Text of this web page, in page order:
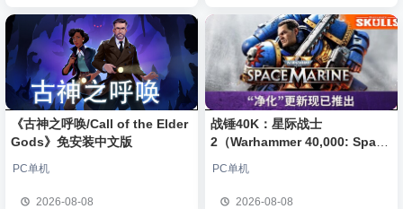
《古神之呼唤/Call of the Elder
Gods》免安装中文版
PC单机
2026-08-08
战锤40K：星际战士
2（Warhammer 40,000: Space
PC单机
2026-08-08